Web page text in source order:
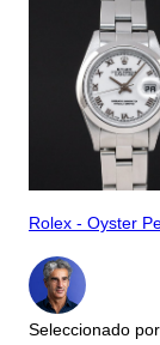
Rolex - Oyster
Seleccionado